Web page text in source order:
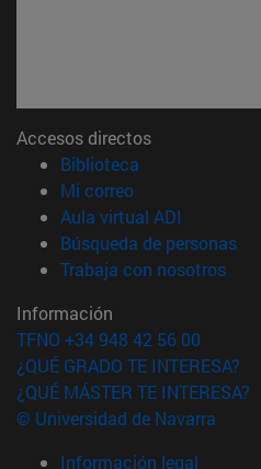
Accesos directos
Biblioteca
Mi correo(abre en nueva
Aula virtual ADI
Búsqueda de personas
Trabaja con nosotros
Información
TFNO +34 948 42 56 00
¿QUÉ GRADO TE INTERESA?
¿QUÉ MÁSTER TE INTERESA?
© Universidad de Navarra
Información legal